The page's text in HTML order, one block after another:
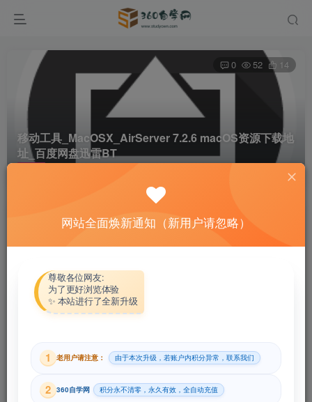
移动工具_MacOSX_AirServer 7.2.6 macOS资源下载地
址_百度网盘迅雷BT
0 52 14
热心网友 关注
此内容为付费资源，请付费后查看
29积分
付费资源
网站全面焕新通知（新用户请忽略）
尊敬各位网友:
为了更好浏览体验
✨ 本站进行了全新升级
1 老用户请注意： 由于本次升级，若账户内积分异常，联系我们
2 360自学网 积分永不清零，永久有效，全自动充值